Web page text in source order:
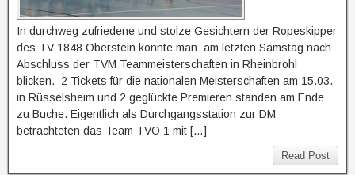
In durchweg zufriedene und stolze Gesichtern der Ropeskipper
des TV 1848 Oberstein konnte man am letzten Samstag nach
Abschluss der TVM Teammeisterschaften in Rheinbrohl
blicken. 2 Tickets für die nationalen Meisterschaften am 15.03.
in Rüsselsheim und 2 geglückte Premieren standen am Ende
zu Buche. Eigentlich als Durchgangsstation zur DM
betrachteten das Team TVO 1 mit […]
Read Post